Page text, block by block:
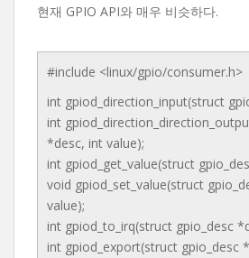
현재 GPIO API와 매우 비슷하다.
#include <linux/gpio/consumer.h>
int gpiod_direction_input(struct
int
*desc, int value);
int gpiod_get_value(struct
void gpiod_set_value(struct
value);
int gpiod_to_irq(struct gpio_desc
int gpiod_export(struct gpio_desc